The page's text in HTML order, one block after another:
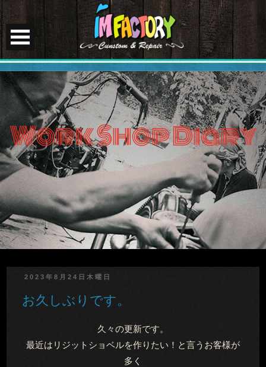
Work Shop Diary
2023年8月24日木曜日
お久しぶりです。
久々の更新です。
最近はリジットショベルを作りたい！と言うお客様が
多く